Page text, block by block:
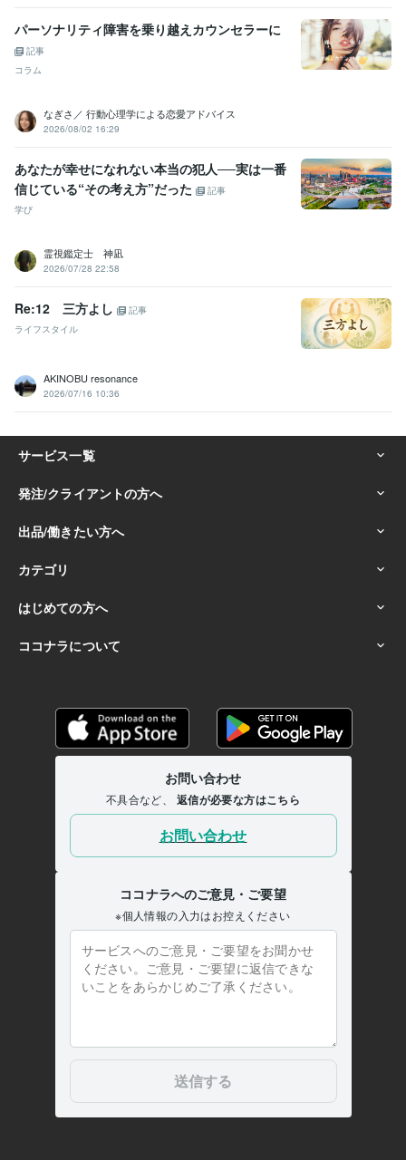
「幸せ」って何なん？
☆令和版　美容室攻略マニュアル イキイキ社員が育つ「3つの方
法」
なぜか好かれる人　なぜ
か嫌われる人
心が楽になる意識　〜
いや 電話相談で「選ばれる人になる！」
WordPress:3年
PowerDirector:10年Canva:0年
安心をお届け ⭐️AB型双子座の見方・捉え方・考え方
豊かに！コーチングメニュー各種
⭐️ゆるーい関西弁講座
雑談 相談 世間話 自己肯定感
マイナス思考
電話相談
⭐️男女、髪のお悩みにお答えします ⭐️美容
#美容師 #美容室 #髪のお悩み
#コミュニケーション
パーソナリティ障害を乗り越えカウンセラーに
記事
コラム
なぎさ／ 行動心理学による恋愛アドバイス
2026/08/02 16:29
あなたが幸せになれない本当の犯人──実は一番
信じている“その考え方”だった
記事
学び
霊視鑑定士 神凪
2026/07/28 22:58
Re:12 三方よし
記事
ライフスタイル
AKINOBU resonance
2026/07/16 10:36